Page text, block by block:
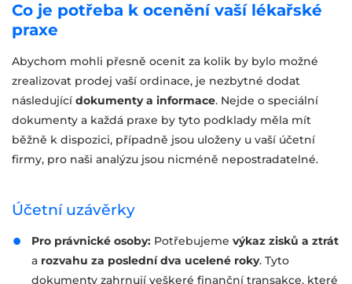
Co je potřeba k ocenění vaší lékařské
praxe
Abychom mohli přesně ocenit za kolik by bylo možné
zrealizovat prodej vaší ordinace, je nezbytné dodat
následující dokumenty a informace. Nejde o speciální
dokumenty a každá praxe by tyto podklady měla mít
běžně k dispozici, případně jsou uloženy u vaší účetní
firmy, pro naši analýzu jsou nicméně nepostradatelné.
Účetní uzávěrky
Pro právnické osoby: Potřebujeme výkaz zisků a ztrát
a rozvahu za poslední dva ucelené roky. Tyto
dokumenty zahrnují veškeré finanční transakce, které